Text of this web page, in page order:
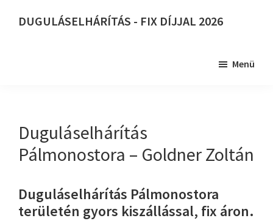
DUGULÁSELHÁRÍTÁS - FIX DÍJJAL 2026
Menü
Duguláselhárítás
Pálmonostora – Goldner Zoltán
Duguláselhárítás Pálmonostora
területén gyors kiszállással, fix áron.